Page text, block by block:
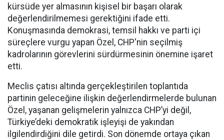
kürsüde yer almasının kişisel bir başarı olarak
değerlendirilmemesi gerektiğini ifade etti.
Konuşmasında demokrasi, temsil hakkı ve parti içi
süreçlere vurgu yapan Özel, CHP'nin seçilmiş
kadrolarının görevlerini sürdürmesinin önemine işaret
etti.
Meclis çatısı altında gerçekleştirilen toplantıda
partinin geleceğine ilişkin değerlendirmelerde bulunan
Özel, yaşanan gelişmelerin yalnızca CHP’yi değil,
Türkiye’deki demokratik işleyişi de yakından
ilgilendirdiğini dile getirdi. Son dönemde ortaya çıkan